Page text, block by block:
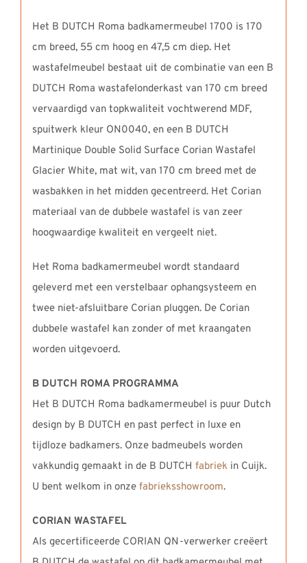
Het B DUTCH Roma badkamermeubel 1700 is 170
cm breed, 55 cm hoog en 47,5 cm diep. Het
wastafelmeubel bestaat uit de combinatie van een B
DUTCH Roma wastafelonderkast van 170 cm breed
vervaardigd van topkwaliteit vochtwerend MDF,
spuitwerk kleur ON0040, en een B DUTCH
Martinique Double Solid Surface Corian Wastafel
Glacier White, mat wit, van 170 cm breed met de
wasbakken in het midden gecentreerd. Het Corian
materiaal van de dubbele wastafel is van zeer
hoogwaardige kwaliteit en vergeelt niet.
Het Roma badkamermeubel wordt standaard
geleverd met een verstelbaar ophangsysteem en
twee niet-afsluitbare Corian pluggen. De Corian
dubbele wastafel kan zonder of met kraangaten
worden uitgevoerd.
B DUTCH ROMA PROGRAMMA
Het B DUTCH Roma badkamermeubel is puur Dutch
design by B DUTCH en past perfect in luxe en
tijdloze badkamers. Onze badmeubels worden
vakkundig gemaakt in de B DUTCH fabriekin Cuijk.
U bent welkom in onze fabrieksshowroom.
CORIAN WASTAFEL
Als gecertificeerde CORIAN QN-verwerker creëert